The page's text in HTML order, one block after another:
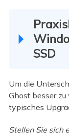
SSD
Um die
Ghost besser
typisches
Stellen Sie sich